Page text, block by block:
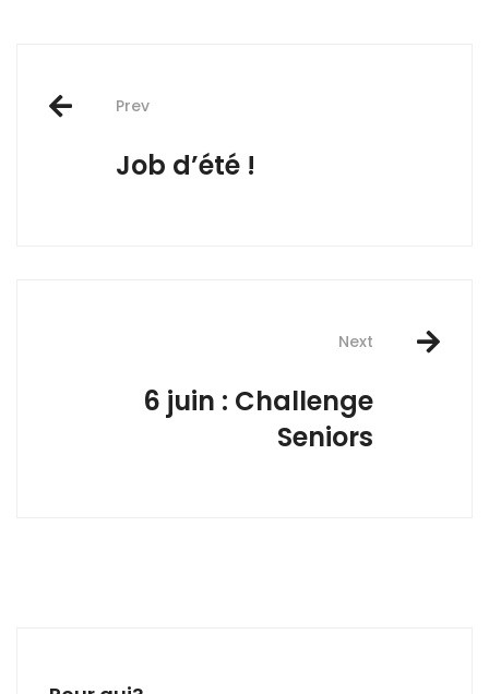
Post
navigation
Prev
Job d’été !
Next
6 juin : Challenge
Seniors